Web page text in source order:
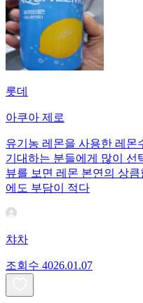
롯데
아쿠아 제로
유기농 레몬을 사용한 레몬
기대하는 분들에게 많이 선
뷰를 보면 레몬 본연의 상
에도 부담이 적다
챠차
조회수 4026.01.07